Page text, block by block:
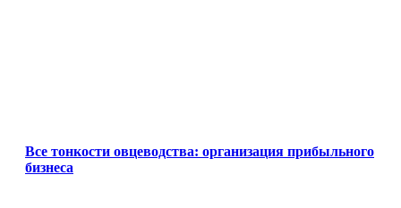
Все тонкости овцеводства: организация прибыльного
бизнеса